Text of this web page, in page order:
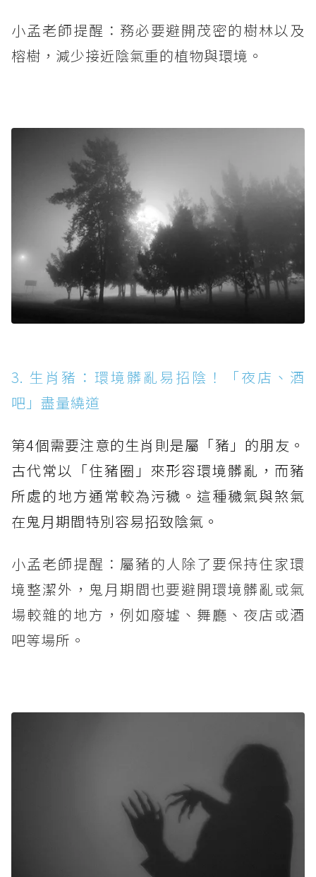
小孟老師提醒：務必要避開茂密的樹林以及
榕樹，減少接近陰氣重的植物與環境。
3. 生肖豬：環境髒亂易招陰！「夜店、酒
吧」盡量繞道
第4個需要注意的生肖則是屬「豬」的朋友。
古代常以「住豬圈」來形容環境髒亂，而豬
所處的地方通常較為污穢。這種穢氣與煞氣
在鬼月期間特別容易招致陰氣。
小孟老師提醒：屬豬的人除了要保持住家環
境整潔外，鬼月期間也要避開環境髒亂或氣
場較雜的地方，例如廢墟、舞廳、夜店或酒
吧等場所。